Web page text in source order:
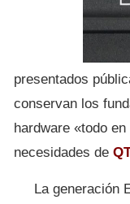
presentados
conservan los
hardware «todo
necesidades de
La generación